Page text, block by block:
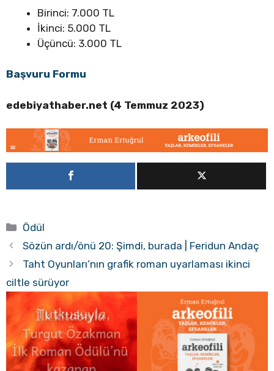
Birinci: 7.000 TL
İkinci: 5.000 TL
Üçüncü: 3.000 TL
Başvuru Formu
edebiyathaber.net (4 Temmuz 2023)
Kategoriler
Ödül
Sözün ardı/önü 20: Şimdi, burada | Feridun Andaç
Taht Oyunları’nın grafik roman uyarlaması ikinci
ciltle sürüyor